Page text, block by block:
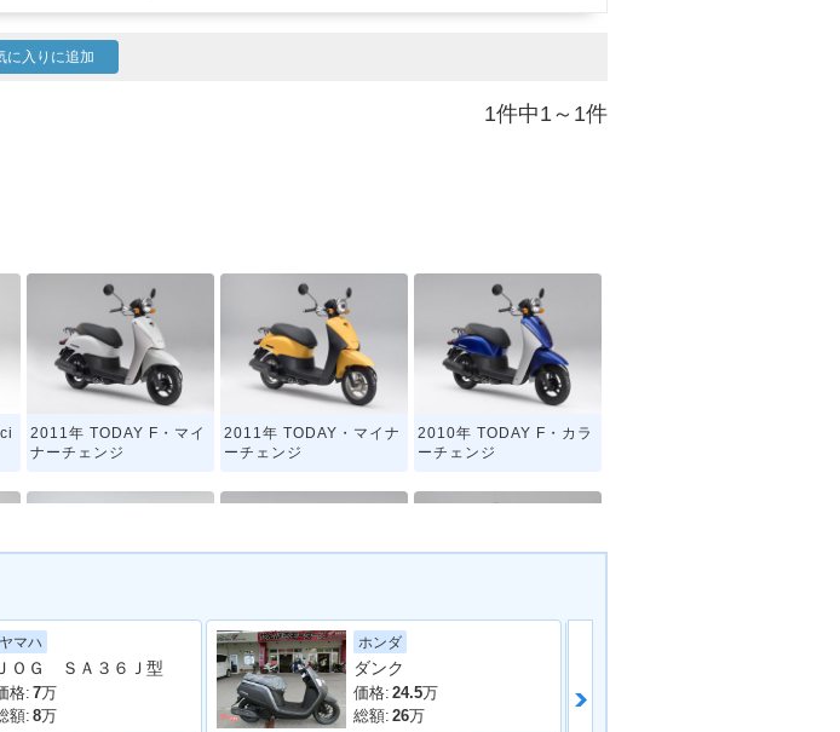
に入りに追加
1件中1～1件
2011年 TODAY F・マイ
ナーチェンジ
2011年 TODAY・マイナ
ーチェンジ
2010年 TODAY F・カラ
ーチェンジ
2009年 TODAY F Speci
al・特別・限定仕様
2008年 TODAY F・追加
ヤマハ
ＪＯＧ ＳＡ３６Ｊ型
格:7万
額:8万
ホンダ
ダンク
価格: 24.5万
総額: 26万